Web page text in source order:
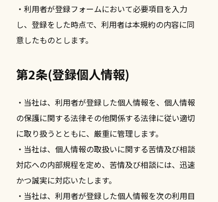
・利用者が登録フォームにおいて必要項目を入力
し、登録をした時点で、利用者は本規約の内容に同
意したものとします。
第2条(登録個人情報)
・当社は、利用者が登録した個人情報を、個人情報
の保護に関する法律その他関係する法律に従い適切
に取り扱うとともに、厳重に管理します。
・当社は、個人情報の取扱いに関する苦情及び相談
対応への内部規程を定め、苦情及び相談には、迅速
かつ誠実に対応いたします。
・当社は、利用者が登録した個人情報を次の利用目